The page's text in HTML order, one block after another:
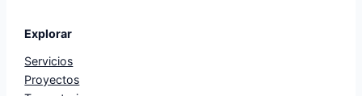
Explorar
Servicios
Proyectos